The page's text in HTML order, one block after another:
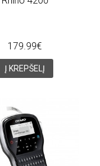
179.99€
Į KREPŠELĮ